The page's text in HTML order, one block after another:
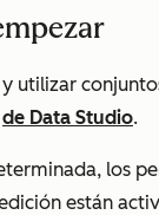
utilizar
de Data Studio.
los
están